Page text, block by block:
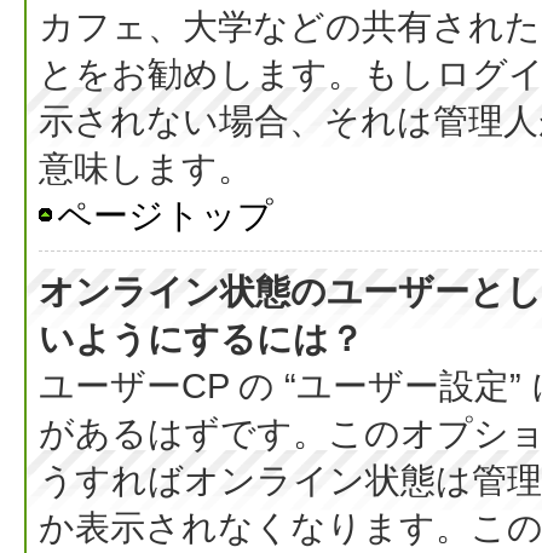
カフェ、大学などの共有され
とをお勧めします。もしログ
示されない場合、それは管理
意味します。
ページトップ
オンライン状態のユーザーと
いようにするには？
ユーザーCP の “ユーザー設定
があるはずです。このオプシ
うすればオンライン状態は管
か表示されなくなります。こ